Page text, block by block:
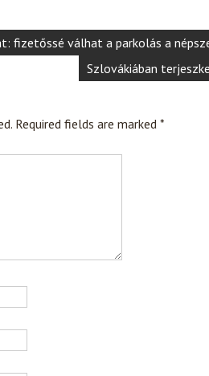
fizetőssé válhat a parkolás a
Szlovákiában
Required fields are marked *